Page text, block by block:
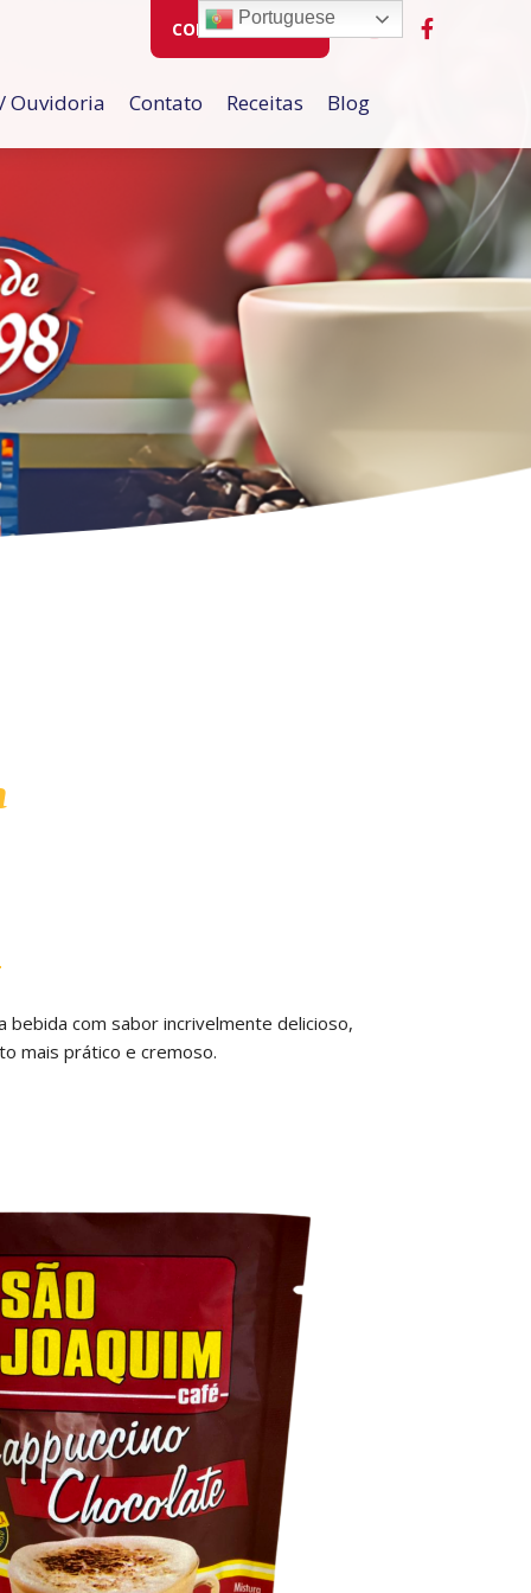
/ Ouvidoria Contato Receitas Blog
COMPRE ONLINE
bebida com sabor incrivelmente delicioso,
mais prático e cremoso.
Portuguese